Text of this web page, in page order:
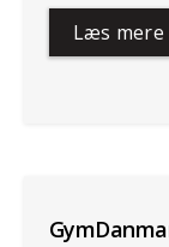
Læs mere